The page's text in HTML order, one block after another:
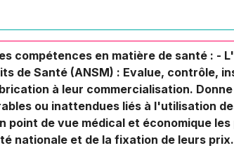
compétences en matière de santé : -
de Santé (ANSM) : Evalue, contrôle,
à leur commercialisation.
ou inattendues liés à l'utilisation
point de vue médical et économique
nationale et de la fixation de leurs